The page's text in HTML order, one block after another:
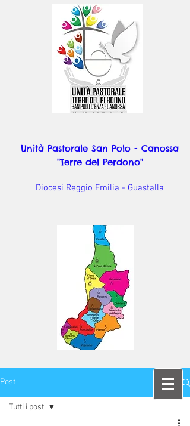
Unità Pastorale San Polo - Canossa
"Terre del Perdono"
Diocesi Reggio Emilia - Guastalla
Post
Tutti i post